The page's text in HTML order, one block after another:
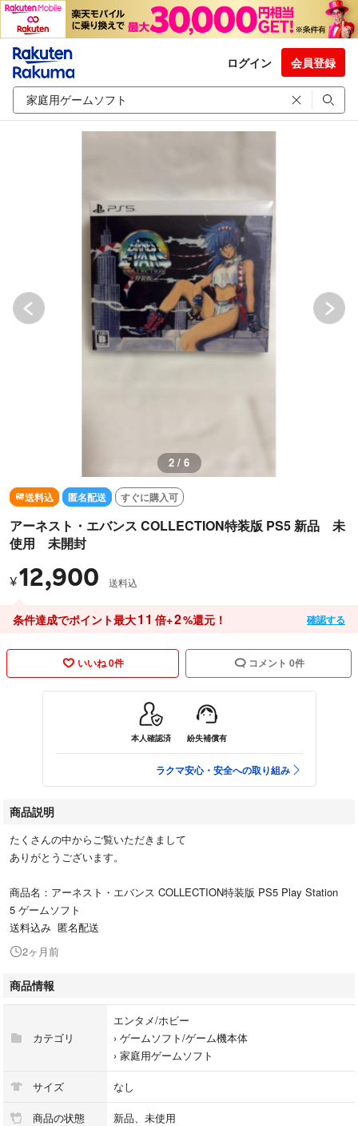
ログイン 会員登録
3 / 6
送料込 匿名配送 すぐに購入可
アーネスト・エバンス COLLECTION特装版 PS5 新品 未
使用 未開封
¥12,900 送料込
条件達成でポイント最大11 倍+2%還元！ 確認する
いいね 0件 コメント 0件
本人確認済 紛失補償有
ラクマ安心・安全への取り組み
商品説明
たくさんの中からご覧いただきまして
ありがとうございます。
商品名：アーネスト・エバンス COLLECTION特装版 PS5 Play Station
5 ゲームソフト
送料込み 匿名配送
2ヶ月前
商品情報
カテゴリ
エンタメ/ホビー
› ゲームソフト/ゲーム機本体
› 家庭用ゲームソフト
サイズ なし
商品の状態 新品、未使用